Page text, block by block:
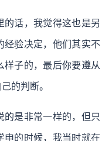
的话，我觉得这也是另
经验决定，他们其实不
样子的，最后你要遵从
的判断。
的是非常一样的，但只
申的时候，我当时就在